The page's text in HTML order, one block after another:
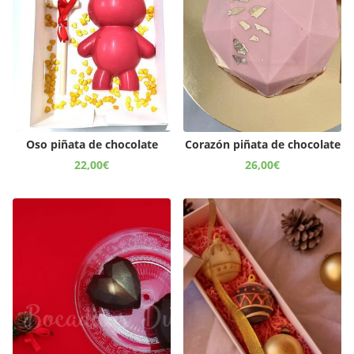
Oso piñata de chocolate
22,00€
Corazón piñata de chocolate
26,00€